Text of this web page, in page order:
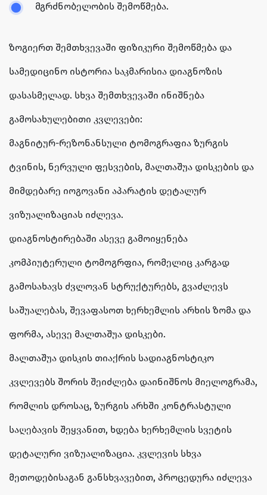
მგრძნობელობის შემოწმება.
ზოგიერთ შემთხვევაში ფიზიკური შემოწმება და
სამედიცინო ისტორია საკმარისია დიაგნოზის
დასასმელად. სხვა შემთხვევაში ინიშნება
გამოსახულებითი კვლევები:
მაგნიტურ-რეზონანსული ტომოგრაფია ზურგის
ტვინის, ნერვული ფესვების, მალთაშუა დისკების და
მიმდებარე იოგოვანი აპარატის დეტალურ
ვიზუალიზაციას იძლევა.
დიაგნოსტირებაში ასევე გამოიყენება
კომპიუტერული ტომოგრფია, რომელიც კარგად
გამოსახავს ძვლოვან სტრუქტურებს, გვაძლევს
საშუალებას, შევაფასოთ ხერხემლის არხის ზომა და
ფორმა, ასევე მალთაშუა დისკები.
მალთაშუა დისკის თიაქრის სადიაგნოსტიკო
კვლევებს შორის შეიძლება დაინიშნოს მიელოგრამა,
რომლის დროსაც, ზურგის არხში კონტრასტული
საღებავის შეყვანით, ხდება ხერხემლის სვეტის
დეტალური ვიზუალიზაცია. კვლევის სხვა
მეთოდებისაგან განსხვავებით, პროცედურა იძლევა